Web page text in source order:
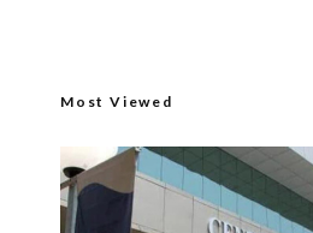
Most Viewed